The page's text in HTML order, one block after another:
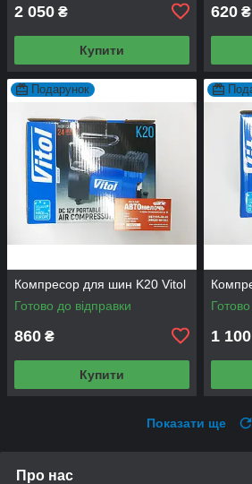
2 050 ₴
Купити
620 ₴
Подарунок
Компресор для шин K20 Vitol
Готово до відправки
860 ₴
Купити
1 100
Показати ще
Про нас